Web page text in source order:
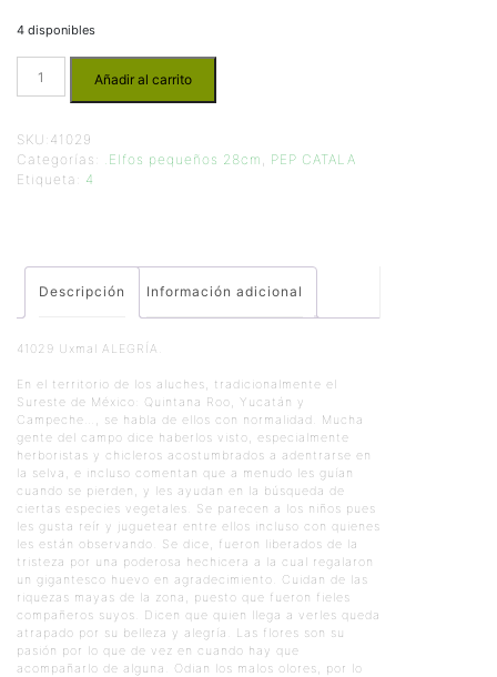
4 disponibles
Añadir al carrito
SKU: 41029
Categorías: .Elfos pequeños 28cm , PEP CATALA
Etiqueta: 4
Descripción Información adicional
41029 Uxmal ALEGRÍA.
En el territorio de los aluches, tradicionalmente el
Sureste de México: Quintana Roo, Yucatán y
Campeche…, se habla de ellos con normalidad. Mucha
gente del campo dice haberlos visto, especialmente
herboristas y chicleros acostumbrados a adentrarse en
la selva, e incluso comentan que a menudo les guían
cuando se pierden, y les ayudan en la búsqueda de
ciertas especies vegetales. Se parecen a los niños pues
les gusta reír y juguetear entre ellos incluso con quienes
les están observando. Se dice, fueron liberados de la
tristeza por una poderosa hechicera a la cual regalaron
un gigantesco huevo en agradecimiento. Cuidan de las
riquezas mayas de la zona, puesto que fueron fieles
compañeros suyos. Dicen que quien llega a verles queda
atrapado por su belleza y alegría. Las flores son su
pasión por lo que de vez en cuando hay que
acompañarlo de alguna. Odian los malos olores, por lo